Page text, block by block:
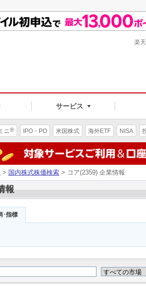
サービス
楽
ニ® IPO・PO 米国株式 海外ETF NISA
> 国内株式株価検索 > コア(2359) 企業情報
報
･指標